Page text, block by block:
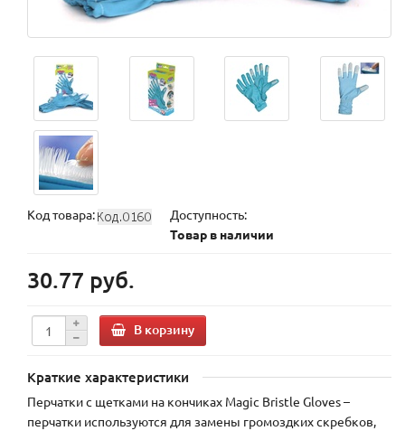
Код товара:
Доступность:
Товар в наличии
30.77 руб.
В корзину
Краткие характеристики
Перчатки с щетками на кончиках Magic Bristle Gloves –
перчатки используются для замены громоздких скребков,